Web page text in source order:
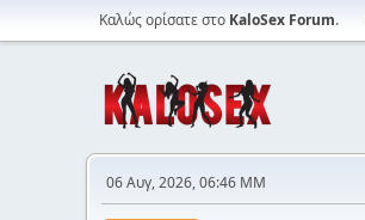
Καλώς ορίσατε στο KaloSex Forum.
06 Αυγ, 2026, 06:46 ΜΜ